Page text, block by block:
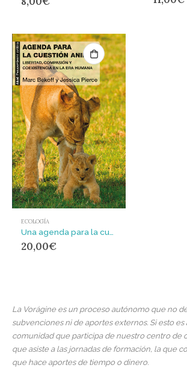
ECOLOGÍA
Una agenda para la cuestión animal : Libertad, compasión y coexistencia en la Era Humana
20,00€
La Vorágine es un proceso autónomo que no
subvenciones ni de aportes externos. Si esto es
comunidad que participa de nuestro centro de
que asiste a las jornadas de formación, la que
que hace aportes de tiempo o dinero.